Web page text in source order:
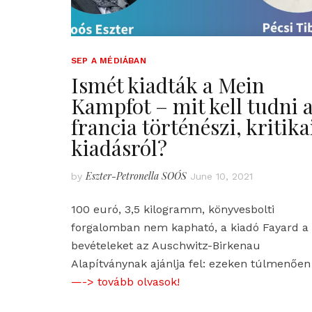
SEP A MÉDIÁBAN
Ismét kiadták a Mein
Kampfot – mit kell tudni
francia történészi,
kiadásról?
by Eszter-Petronella SOÓS June 10, 2021
100 euró, 3,5 kilogramm, könyvesbolti
forgalomban nem kapható, a kiadó Fayard a
bevételeket az Auschwitz-Birkenau
Alapítványnak ajánlja fel: ezeken túlmenően
—-> tovább olvasok!